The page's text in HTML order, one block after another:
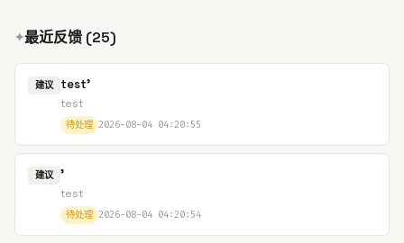
最近反馈 (25)
建议 test'
test
待处理 2026-08-04 04:20:55
建议 '
test
待处理 2026-08-04 04:20:54